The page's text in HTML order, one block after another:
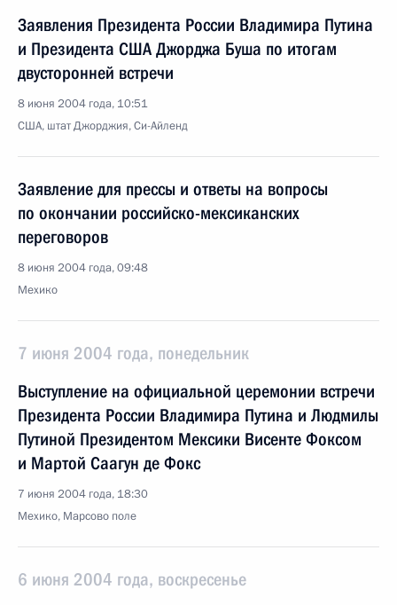
Заявления Президента России Владимира Путина
и Президента США Джорджа Буша по итогам
двусторонней встречи
8 июня 2004 года, 10:51
США, штат Джорджия, Си-Айленд
Заявление для прессы и ответы на вопросы
по окончании российско-мексиканских
переговоров
8 июня 2004 года, 09:48
Мехико
7 июня 2004 года, понедельник
Выступление на официальной церемонии встречи
Президента России Владимира Путина и Людмилы
Путиной Президентом Мексики Висенте Фоксом
и Мартой Саагун де Фокс
7 июня 2004 года, 18:30
Мехико, Марсово поле
6 июня 2004 года, воскресенье